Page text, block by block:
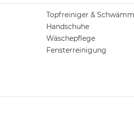
Topfreiniger &
Handschuhe
Wäschepflege
Fensterreinigung